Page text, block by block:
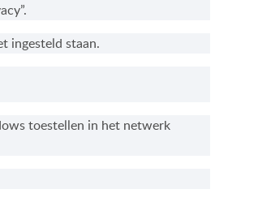
ingesteld staan.
toestellen in het netwerk